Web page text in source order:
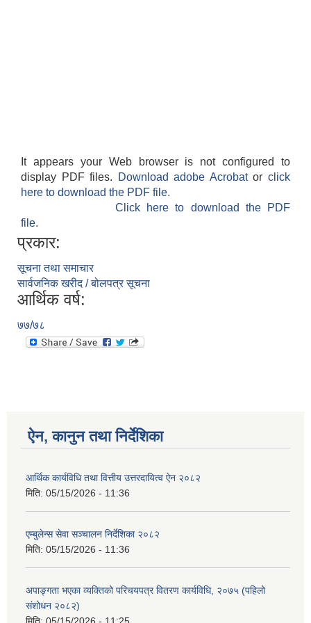
It appears your Web browser is not configured to
display PDF files.
Download adobe Acrobatorclick
here to download the PDF file.
Click here to download the PDF
file.
प्रकार:
सूचना तथा समाचार
सार्वजनिक खरीद / बोलपत्र सूचना
आर्थिक वर्ष:
७७/७८
ऐन, कानुन तथा निर्देशिका
आर्थिक कार्यविधि तथा वित्तीय उत्तरदायित्व ऐन २०८२
मिति: 05/15/2026 - 11:36
एम्बुलेन्स सेवा सञ्चालन निर्देशिका २०८२
मिति: 05/15/2026 - 11:36
अपाङ्गता भएका व्यक्तिको परिचयपत्र वितरण कार्यविधि, २०७५ (पहिलो
संशोधन २०८२)